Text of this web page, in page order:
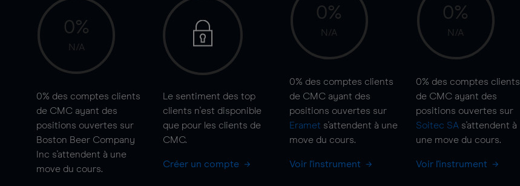
0%
N/A
0% des comptes clients
de CMC ayant des
positions ouvertes sur
Boston Beer Company
Inc s'attendent à une
move du cours.
Le sentiment des top
clients n'est disponible
que pour les clients de
CMC.
Créer un compte
0%
N/A
0% des comptes clients
de CMC ayant des
positions ouvertes sur
Eramet s'attendent à une
move du cours.
Voir l'instrument
0%
N/A
0% des comptes clients
de CMC ayant des
positions ouvertes sur
Soitec SA s'attendent à
une move du cours.
Voir l'instrument